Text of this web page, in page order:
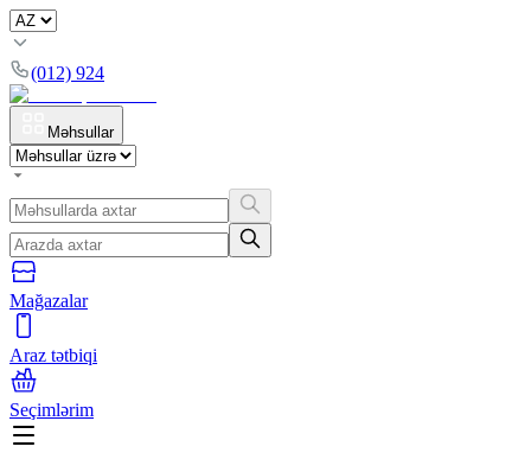
(012) 924
Məhsullar
Mağazalar
Araz tətbiqi
Seçimlərim